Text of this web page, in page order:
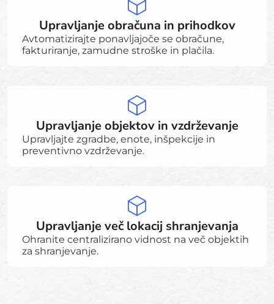
Upravljanje obračuna in prihodkov
Avtomatizirajte ponavljajoče se obračune,
fakturiranje, zamudne stroške in plačila.
Upravljanje objektov in vzdrževanje
Upravljajte zgradbe, enote, inšpekcije in
preventivno vzdrževanje.
Upravljanje več lokacij shranjevanja
Ohranite centralizirano vidnost na več objektih
za shranjevanje.